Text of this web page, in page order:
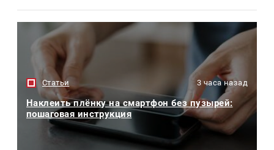
Статьи 3 часа назад
Наклеить плёнку на смартфон без пузырей:
пошаговая инструкция